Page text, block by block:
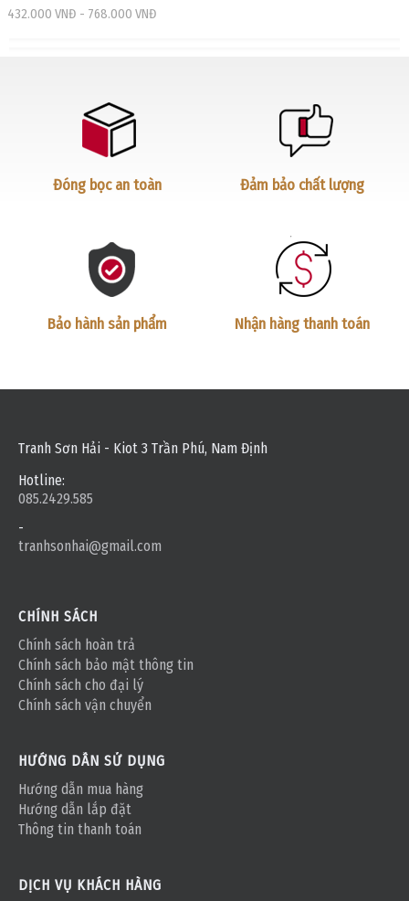
432.000 VNĐ - 768.000 VNĐ
Đóng bọc an toàn Đảm bảo chất lượng
Bảo hành sản phẩm Nhận hàng thanh toán
Tranh Sơn Hải - Kiot 3 Trần Phú, Nam Định
Hotline:
085.2429.585
-
tranhsonhai@gmail.com
CHÍNH SÁCH
Chính sách hoàn trả
Chính sách bảo mật thông tin
Chính sách cho đại lý
Chính sách vận chuyển
HƯỚNG DẪN SỬ DỤNG
Hướng dẫn mua hàng
Hướng dẫn lắp đặt
Thông tin thanh toán
DỊCH VỤ KHÁCH HÀNG